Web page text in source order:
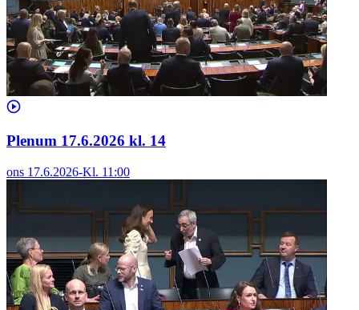
Plenum 17.6.2026 kl. 14
ons 17.6.2026-Kl. 11:00